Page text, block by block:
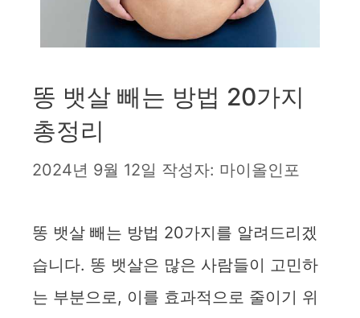
똥 뱃살 빼는 방법 20가지
총정리
2024년 9월 12일 작성자: 마이올인포
똥 뱃살 빼는 방법 20가지를 알려드리겠
습니다. 똥 뱃살은 많은 사람들이 고민하
는 부분으로, 이를 효과적으로 줄이기 위